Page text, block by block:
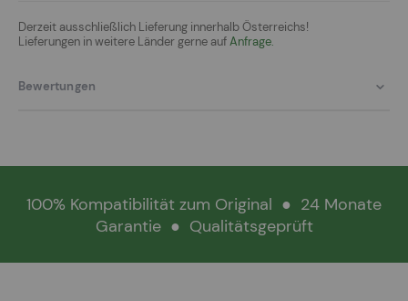
Derzeit ausschließlich Lieferung innerhalb Österreichs!
Lieferungen in weitere Länder gerne aufAnfrage.
Bewertungen
100% Kompatibilität zum Original ● 24 Monate
Garantie ● Qualitätsgeprüft